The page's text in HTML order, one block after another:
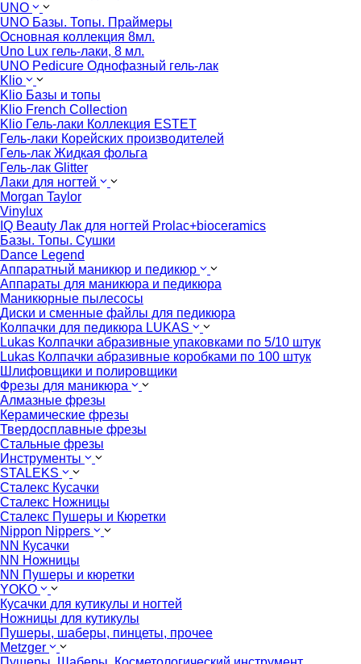
UNO
UNO Базы. Топы. Праймеры
Основная коллекция 8мл.
Uno Lux гель-лаки, 8 мл.
UNO Pedicure Однофазный гель-лак
Klio
Klio Базы и топы
Klio French Collection
Klio Гель-лаки Коллекция ESTET
Гель-лаки Корейских производителей
Гель-лак Жидкая фольга
Гель-лак Glitter
Лаки для ногтей
Morgan Taylor
Vinylux
IQ Beauty Лак для ногтей Prolac+bioceramics
Базы. Топы. Сушки
Dance Legend
Аппаратный маникюр и педикюр
Аппараты для маникюра и педикюра
Маникюрные пылесосы
Диски и сменные файлы для педикюра
Колпачки для педикюра LUKAS
Lukas Колпачки абразивные упаковками по 5/10 штук
Lukas Колпачки абразивные коробками по 100 штук
Шлифовщики и полировщики
Фрезы для маникюра
Алмазные фрезы
Керамические фрезы
Твердосплавные фрезы
Стальные фрезы
Инструменты
STALEKS
Сталекс Кусачки
Сталекс Ножницы
Сталекс Пушеры и Кюретки
Nippon Nippers
NN Кусачки
NN Ножницы
NN Пушеры и кюретки
YOKO
Кусачки для кутикулы и ногтей
Ножницы для кутикулы
Пушеры, шаберы, пинцеты, прочее
Metzger